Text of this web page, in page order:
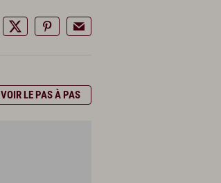
VOIR LE PAS À PAS